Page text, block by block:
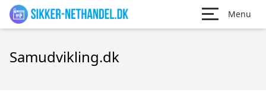
Menu
Samudvikling.dk